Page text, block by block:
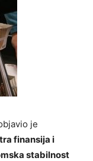
je
finansija i
stabilnost